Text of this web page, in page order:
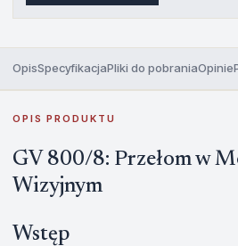
OpisSpecyfikacjaPliki do pobraniaOpinie
OPIS PRODUKTU
GV 800/8: Przełom w
Wizyjnym
Wstęp